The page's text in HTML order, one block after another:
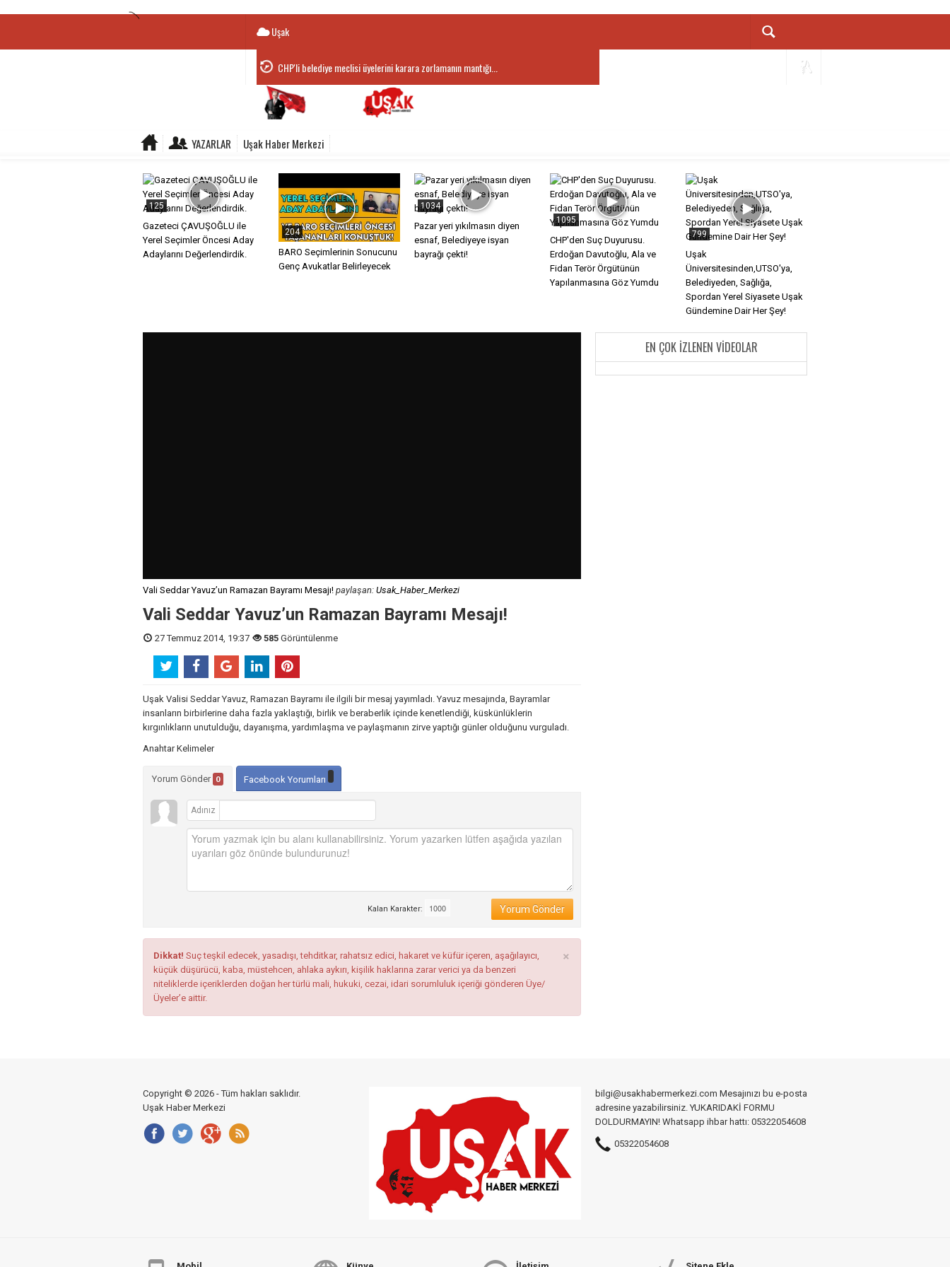
Uşak
CHP'li belediye meclisi üyelerini karara zorlamanın mantığı...
YAZARLAR Uşak Haber Merkezi
125
Gazeteci ÇAVUŞOĞLU ile
Yerel Seçimler Öncesi Aday
Adaylarını Değerlendirdik.
204
BARO Seçimlerinin Sonucunu
Genç Avukatlar Belirleyecek
1034
Pazar yeri yıkılmasın diyen
esnaf, Belediyeye isyan
bayrağı çekti!
1095
CHP'den Suç Duyurusu.
Erdoğan Davutoğlu, Ala ve
Fidan Terör Örgütünün
Yapılanmasına Göz Yumdu
799
Uşak
Üniversitesinden,UTSO'ya,
Belediyeden, Sağlığa,
Spordan Yerel Siyasete Uşak
Gündemine Dair Her Şey!
Vali Seddar Yavuz’un Ramazan Bayramı Mesajı! paylaşan: Usak_Haber_Merkezi
Vali Seddar Yavuz’un Ramazan Bayramı Mesajı!
27 Temmuz 2014, 19:37 585 Görüntülenme
Uşak Valisi Seddar Yavuz, Ramazan Bayramı ile ilgili bir mesaj yayımladı. Yavuz mesajında, Bayramlar
insanların birbirlerine daha fazla yaklaştığı, birlik ve beraberlik içinde kenetlendiği, küskünlüklerin
kırgınlıkların unutulduğu, dayanışma, yardımlaşma ve paylaşmanın zirve yaptığı günler olduğunu vurguladı.
Anahtar Kelimeler
Yorum Gönder 0 Facebook Yorumları
Adınız
Yorum Gönder
Kalan Karakter:
×
Dikkat! Suç teşkil edecek, yasadışı, tehditkar, rahatsız edici, hakaret ve küfür içeren, aşağılayıcı,
küçük düşürücü, kaba, müstehcen, ahlaka aykırı, kişilik haklarına zarar verici ya da benzeri
niteliklerde içeriklerden doğan her türlü mali, hukuki, cezai, idari sorumluluk içeriği gönderen Üye/
Üyeler’e aittir.
EN ÇOK İZLENEN VIDEOLAR
Copyright © 2026 - Tüm hakları saklıdır.
Uşak Haber Merkezi
bilgi@usakhabermerkezi.com Mesajınızı bu e-posta
adresine yazabilirsiniz. YUKARIDAKİ FORMU
DOLDURMAYIN! Whatsapp ihbar hattı: 05322054608
05322054608